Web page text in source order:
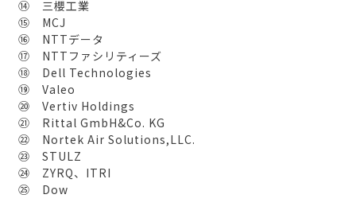
⑭ 三櫻工業
⑮ MCJ
⑯ NTTデータ
⑰ NTTファシリティーズ
⑱ Dell Technologies
⑲ Valeo
⑳ Vertiv Holdings
㉑ Rittal GmbH&Co. KG
㉒ Nortek Air Solutions,LLC.
㉓ STULZ
㉔ ZYRQ、ITRI
㉕ Dow